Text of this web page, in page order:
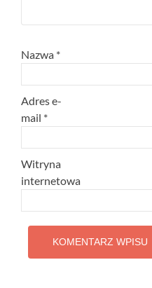
Nazwa *
Adres e-
mail *
Witryna
internetowa